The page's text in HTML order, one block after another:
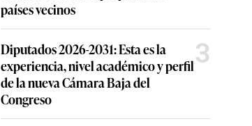
países vecinos
Diputados 2026-2031: Esta es la
experiencia, nivel académico y perfil
de la nueva Cámara Baja del
Congreso
3